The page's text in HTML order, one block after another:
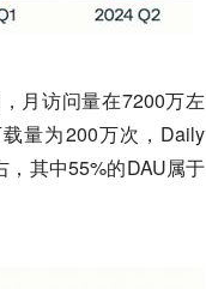
月访问量在7200万左
量为200万次，Daily
，其中55%的DAU属于